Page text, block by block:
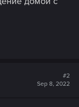
#2
Sep 8, 2022